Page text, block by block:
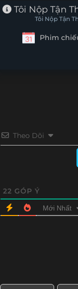
Tập 16
Tôi Nộp Tận
Tôi Nộp Tận
Phim
Theo Dõi
22 GÓP Ý
Mới Nhất